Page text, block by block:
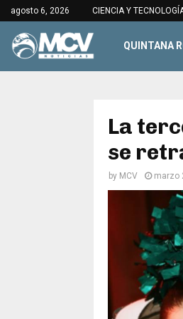
agosto 6, 2026 CIENCIA Y
QUINTANA
La
se
by MCV marzo